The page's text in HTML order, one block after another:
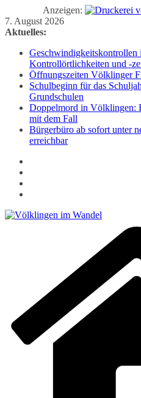
Anzeigen:
Zum
Inhalt
7. August 2026
Aktuelles:
Geschwindigkeitskontrollen
Kontrollörtlichkeiten und -
Öffnungszeiten Völklinger
Schulbeginn für das
Grundschulen
Doppelmord in Völklingen:
mit dem Fall
Bürgerbüro ab sofort unter
erreichbar